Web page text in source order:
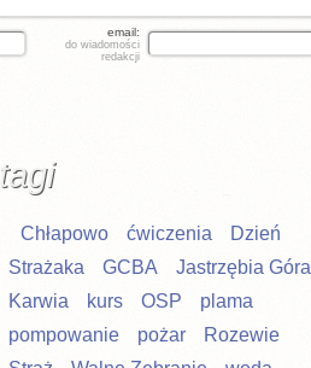
email:
do wiadomości
redakcji
tagi
Chłapowo ćwiczenia
Dzień
Strażaka
GCBA
Jastrzębia Góra
Karwia
kurs OSP
plama
pompowanie
pożar
Rozewie